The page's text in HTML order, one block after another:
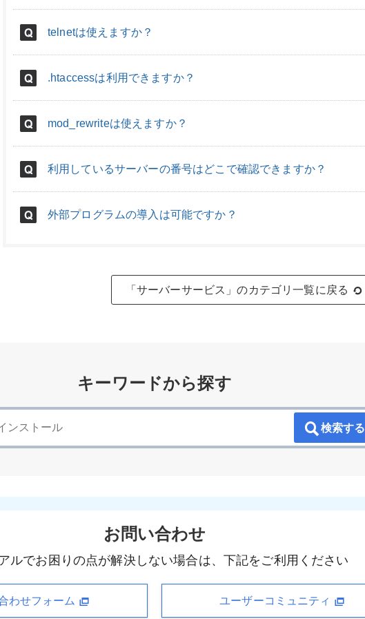
telnetは使えますか？
.htaccessは利用できますか？
mod_rewriteは使えますか？
利用しているサーバーの番号はどこで確認できますか？
外部プログラムの導入は可能ですか？
「サーバーサービス」のカテゴリ一覧に戻る
キーワードから探す
検索する
お問い合わせ
ルでお困りの点が解決しない場合は、下記をご利用ください
わせフォーム ユーザーコミュニティ